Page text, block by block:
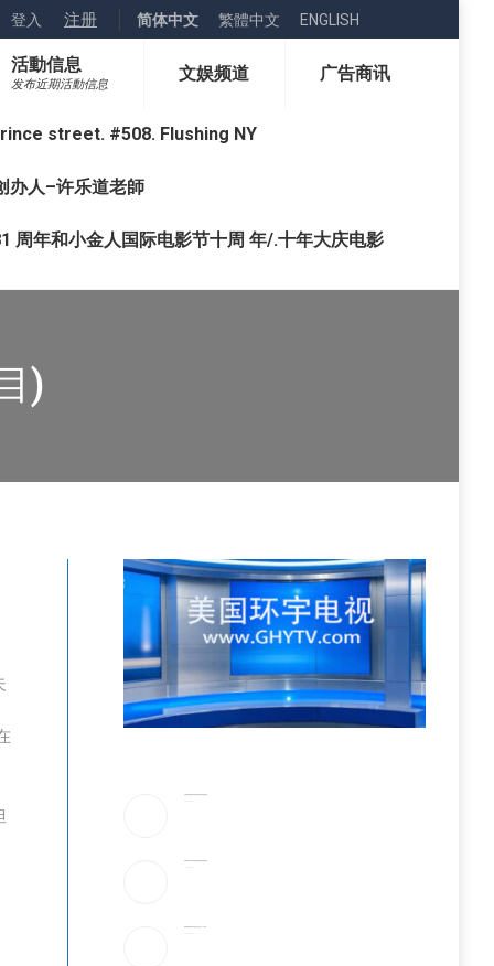
登入 注册 简体中文 繁體中文 ENGLISH
活動信息
发布近期活動信息
文娱频道 广告商讯
street. #508. Flushing NY
办人–许乐道老師
周年和小金人国际电影节十周 年/.十年大庆电影
)